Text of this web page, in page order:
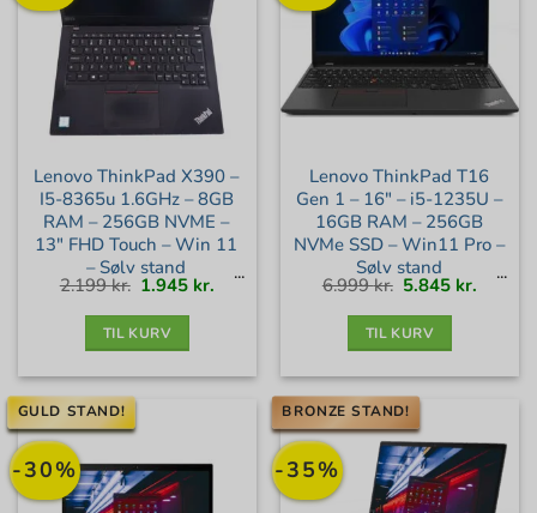
Lenovo ThinkPad X390 –
I5-8365u 1.6GHz – 8GB
RAM – 256GB NVME –
13″ FHD Touch – Win 11
– Sølv stand
2.199kr. Den
oprindelige
pris
1.945 kr. Den
TIL KURV
Lenovo ThinkPad T16
Gen 1 – 16″ – i5-1235U –
16GB RAM – 256GB
NVMe SSD – Win11 Pro –
Sølv stand
6.999kr. Den
oprindelige
pris
5.845 kr. Den
TIL KURV
-30%
GULD STAND!
-35%
BRONZE STAND!